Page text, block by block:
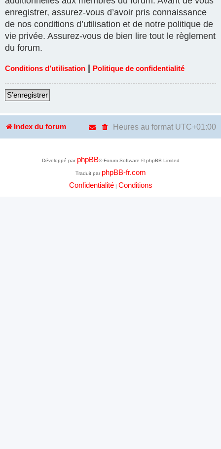
enregistrer, assurez-vous d’avoir pris connaissance
de nos conditions d’utilisation et de notre politique de
vie privée. Assurez-vous de bien lire tout le règlement
du forum.
Conditions d’utilisation Politique de confidentialité
S’enregistrer
Index du forum Heures au format UTC+01:00
Développé par phpBB® Forum Software © phpBB Limited
Traduit par phpBB-fr.com
Confidentialité| Conditions